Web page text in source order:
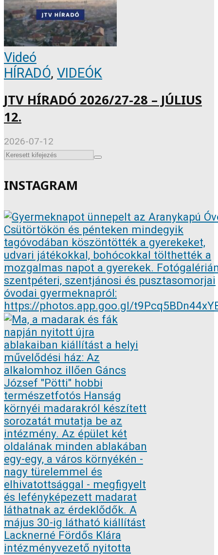
Videó
HÍRADÓ, VIDEÓK
JTV HÍRADÓ 2026/27-28 – JÚLIUS
12.
2026-07-12
INSTAGRAM